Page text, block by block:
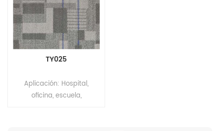
PLAID GRIS Tamaño: 66,7
cm x 66,7 cm Espesor
total: 1 2 mm ± 0,5 mm
Construcción: Máquina
de color Calibre: 1/10"
PET Altura de la pila: 5 mm
± 0,5 mm Respaldo: No
TY025
Aplicación: Hospital,
oficina, escuela,